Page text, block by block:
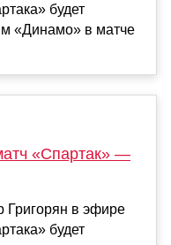
будет
«Динамо» в матче
«Спартак» —
Григорян в эфире
будет